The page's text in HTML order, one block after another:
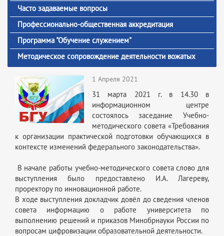
Часто задаваемые вопросы
Профессионально-общественная аккредитация
Программа "Обучение служением"
Методическое сопровождение деятельности вожатых
1 Апреля 2021
31 марта 2021 г. в 14.30 в
информационном центре
состоялось заседание Учебно-
методического совета «Требования
к организации практической подготовки обучающихся в
контексте изменений федерального законодательства».
В начале работы учебно-методического совета слово для
выступления было предоставлено И.А. Лагереву,
проректору по инновационной работе.
В ходе выступления докладчик довёл до сведения членов
совета информацию о работе университета по
выполнению решений и приказов Минобрнауки России по
вопросам цифровизации образовательной деятельности.